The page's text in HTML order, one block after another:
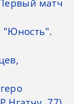
матч
"Юность".